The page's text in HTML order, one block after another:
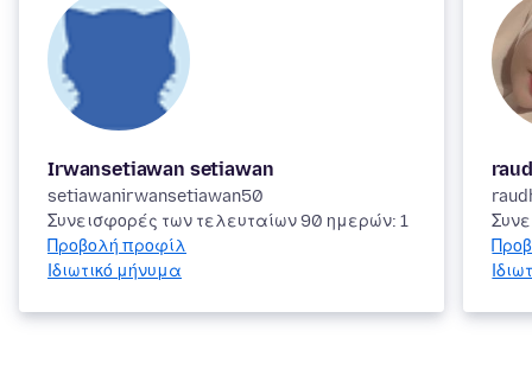
Irwansetiawan setiawan
setiawanirwansetiawan50
Συνεισφορές των τελευταίων 90 ημερών: 1
Προβολή προφίλ
Ιδιωτικό μήνυμα